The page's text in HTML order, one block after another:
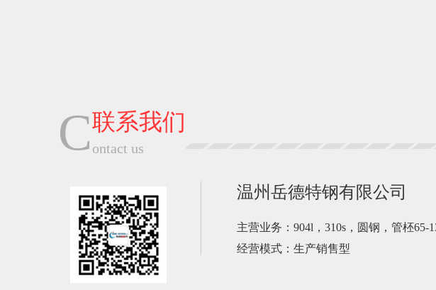
C联系我们
ontact us
温州岳德特钢有限公司
主营业务：904l，310s，圆钢，管柸65-
经营模式：生产销售型